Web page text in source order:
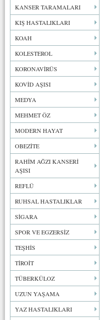
KANSER TARAMALARI
KIŞ HASTALIKLARI
KOAH
KOLESTEROL
KORONAVİRÜS
KOVİD AŞISI
MEDYA
MEHMET ÖZ
MODERN HAYAT
OBEZİTE
RAHİM AĞZI KANSERİ
AŞISI
REFLÜ
RUHSAL HASTALIKLAR
SİGARA
SPOR VE EGZERSİZ
TEŞHİS
TİROİT
TÜBERKÜLOZ
UZUN YAŞAMA
YAZ HASTALIKLARI